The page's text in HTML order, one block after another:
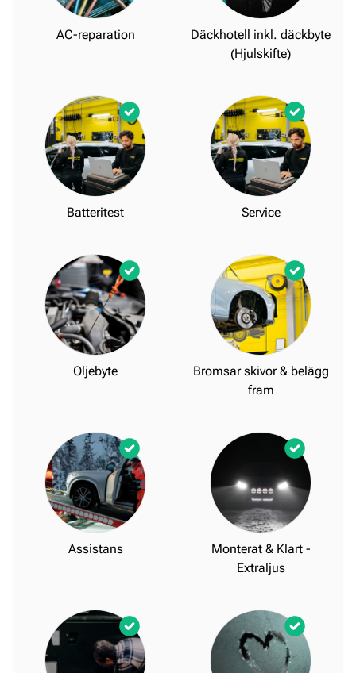
AC-reparation
Däckhotell inkl. däckbyte
(Hjulskifte)
Batteritest Service
Oljebyte
Bromsar skivor & belägg
fram
Assistans
Monterat & Klart -
Extraljus